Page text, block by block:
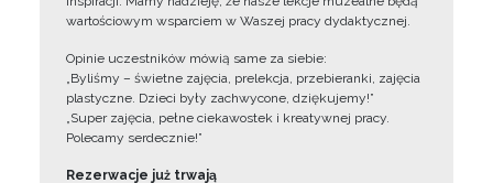
wartościowym wsparciem w Waszej pracy dydaktycznej.
Opinie uczestników mówią same za siebie:
„Byliśmy – świetne zajęcia, prelekcja, przebieranki, zajęcia
plastyczne. Dzieci były zachwycone, dziękujemy!”
„Super zajęcia, pełne ciekawostek i kreatywnej pracy.
Polecamy serdecznie!”
Rezerwacje już trwają